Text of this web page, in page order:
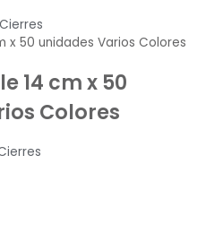
Cierres
14 cm x 50
Colores